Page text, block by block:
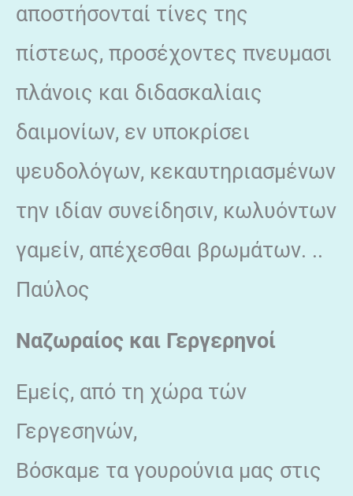
αποστήσονταί τίνες της
πίστεως, προσέχοντες πνευμασι
πλάνοις και διδασκαλίαις
δαιμονίων, εν υποκρίσει
ψευδολόγων, κεκαυτηριασμένων
την ιδίαν συνείδησιν, κωλυόντων
γαμείν, απέχεσθαι βρωμάτων. ..
Παύλος
Ναζωραίος και Γεργερηνοί
Εμείς, από τη χώρα τών
Γεργεσηνών,
Βόσκαμε τα γουρούνια μας στις